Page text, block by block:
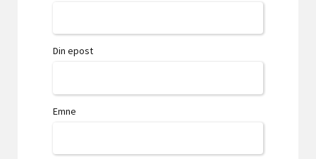
Din epost
Emne